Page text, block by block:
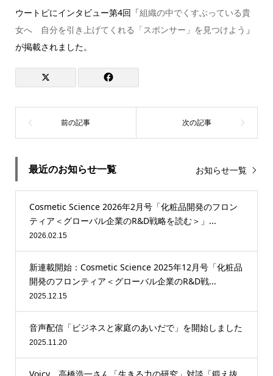
ウートピにインタビュー第4回「組織の中でくすぶっている貴
女へ 自分を引き上げてくれる「スポンサー」を見つけよう 」
が掲載されました。
最近のお知らせ一覧 お知らせ一覧
Cosmetic Science 2026年2月号「化粧品開発のフロン
ティア＜グローバル企業のR&D戦略を読む＞」...
2026.02.15
新連載開始：Cosmetic Science 2025年12月号「化粧品
開発のフロンティア＜グローバル企業のR&D戦...
2025.12.15
音声配信「ビジネスと家庭のあいだで」を開始しました
2025.11.20